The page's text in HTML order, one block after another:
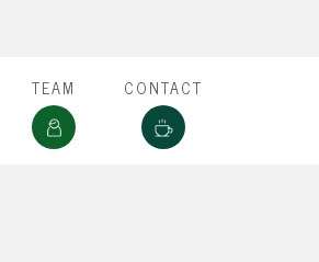
TEAM CONTACT